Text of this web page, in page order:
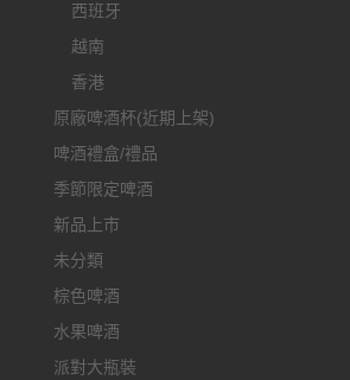
西班牙
越南
香港
原廠啤酒杯(近期上架)
啤酒禮盒/禮品
季節限定啤酒
新品上市
未分類
棕色啤酒
水果啤酒
派對大瓶裝